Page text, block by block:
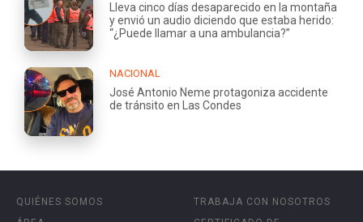
Lleva cinco días desaparecido en la montaña
y envió un audio diciendo que estaba herido:
“¿Puede llamar a una ambulancia?”
NACIONAL
José Antonio Neme protagoniza accidente
de tránsito en Las Condes
QUIÉNES SOMOS
TRABAJA CON NOSOTROS